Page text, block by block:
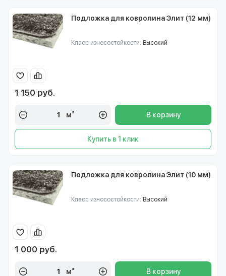
Подложка для ковролина Элит (12 мм)
Класс износостойкости: Высокий
1 150 руб.
м² В корзину
Купить в 1 клик
Подложка для ковролина Элит (10 мм)
Класс износостойкости: Высокий
1 000 руб.
м² В корзину